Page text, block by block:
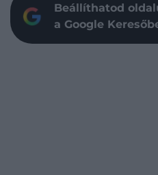
Beállíthatod
a Google